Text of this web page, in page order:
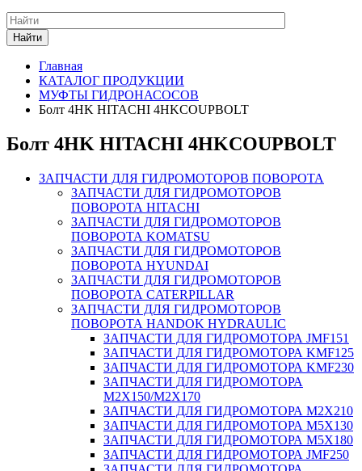
Найти
Главная
КАТАЛОГ ПРОДУКЦИИ
МУФТЫ ГИДРОНАСОСОВ
Болт 4HK HITACHI 4HKCOUPBOLT
Болт 4HK HITACHI 4HKCOUPBOLT
ЗАПЧАСТИ ДЛЯ ГИДРОМОТОРОВ ПОВОРОТА
ЗАПЧАСТИ ДЛЯ ГИДРОМОТОРОВ
ПОВОРОТА HITACHI
ЗАПЧАСТИ ДЛЯ ГИДРОМОТОРОВ
ПОВОРОТА KOMATSU
ЗАПЧАСТИ ДЛЯ ГИДРОМОТОРОВ
ПОВОРОТА HYUNDAI
ЗАПЧАСТИ ДЛЯ ГИДРОМОТОРОВ
ПОВОРОТА CATERPILLAR
ЗАПЧАСТИ ДЛЯ ГИДРОМОТОРОВ
ПОВОРОТА HANDOK HYDRAULIC
ЗАПЧАСТИ ДЛЯ ГИДРОМОТОРА JMF151
ЗАПЧАСТИ ДЛЯ ГИДРОМОТОРА KMF125
ЗАПЧАСТИ ДЛЯ ГИДРОМОТОРА KMF230
ЗАПЧАСТИ ДЛЯ ГИДРОМОТОРА
M2X150/M2X170
ЗАПЧАСТИ ДЛЯ ГИДРОМОТОРА M2X210
ЗАПЧАСТИ ДЛЯ ГИДРОМОТОРА M5X130
ЗАПЧАСТИ ДЛЯ ГИДРОМОТОРА M5X180
ЗАПЧАСТИ ДЛЯ ГИДРОМОТОРА JMF250